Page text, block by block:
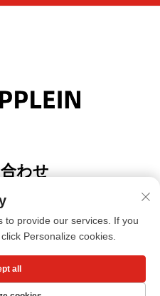
わせ
創意園A棟308号室
公司 -
to provide our services. If you
Personalize cookies.
all